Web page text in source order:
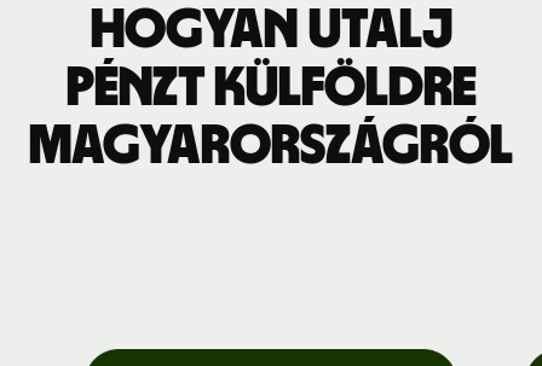
Hogyan utalj
pénzt külföldre
Magyarországról